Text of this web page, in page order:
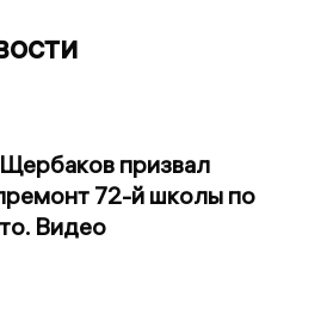
призвал
72-й школы по
Видео